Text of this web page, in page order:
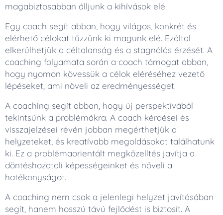
magabiztosabban álljunk a kihívások elé.
Egy coach segít abban, hogy világos, konkrét és
elérhető célokat tűzzünk ki magunk elé. Ezáltal
elkerülhetjük a céltalanság és a stagnálás érzését. A
coaching folyamata során a coach támogat abban,
hogy nyomon kövessük a célok eléréséhez vezető
lépéseket, ami növeli az eredményességet.
A coaching segít abban, hogy új perspektívából
tekintsünk a problémákra. A coach kérdései és
visszajelzései révén jobban megérthetjük a
helyzeteket, és kreatívabb megoldásokat találhatunk
ki. Ez a problémaorientált megközelítés javítja a
döntéshozatali képességeinket és növeli a
hatékonyságot.
A coaching nem csak a jelenlegi helyzet javításában
segít, hanem hosszú távú fejlődést is biztosít. A